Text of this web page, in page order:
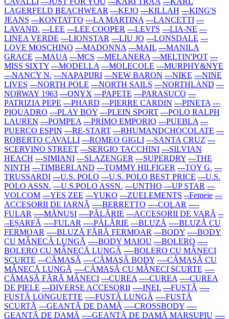
LAGERFELD BEACHWEAR ---KEJO ---KILLAH ---KING'S
JEANS ---KONTATTO ---LA MARTINA ---LANCETTI ---
LAVAND. ---LEE ---LEE COOPER ---LEVI'S ---LIA-NE ---
LINEA VERDE ---LIONSTAR ---LIU JO ---LONSDALE ---
LOVE MOSCHINO ---MADONNA ---MAIL ---MANILA
GRACE ---MAUA ---MCS ---MELANERA ---MELTIN'POT ---
MISS SIXTY ---MODELLA ---MOLECOLE ---MURPHY&NYE
---NANCY N. ---NAPAPIJRI ---NEW BARON ---NIKE ---NINE
LIVES ---NORTH POLE ---NORTH SAILS ---NORTHLAND ---
NORWAY 1963 ---ONYX ---PAPETE ---PARASUCO ---
PATRIZIA PEPE ---PHARD ---PIERRE CARDIN ---PINETA ---
PIQUADRO ---PLAY BOY ---PLEIN SPORT ---POLO RALPH
LAUREN ---POMPEA ---PRIMO EMPORIO ---PUEBLA ---
PUERCO ESPIN ---RE-START ---RHUMANDCHOCOLATE ---
ROBERTO CAVALLI ---ROMEO GIGLI ---SANTA CRUZ ---
SCERVINO STREET ---SERGIO TACCHINI ---SILVIAN
HEACH ---SIMIANI ---SLAZENGER ---SUPERDRY ---THE
NINTH ---TIMBERLAND ---TOMMY HILFIGER ---TOY G. ---
TRUSSARDI ---U.S. POLO ---U.S. POLO BEST PRICE ---U.S.
POLO ASSN. ---U.S.POLO ASSN. ---UNTHO ---UP STAR ---
VOLCOM ---YES ZEE ---YUKO ---ZUELEMENTS --Femeie ---
ACCESORII DE IARNĂ ----BERRETTO ----COLAR ----
FULAR ----MĂNUŞI ----PĂLĂRIE ---ACCESORII DE VARĂ --
--EȘARFĂ ----FULAR ----PĂLĂRIE ---BLUZĂ ----BLUZĂ CU
FERMOAR ----BLUZĂ FĂRĂ FERMOAR ---BODY ----BODY
CU MÂNECĂ LUNGĂ ----BODY MAIOU ---BOLERO ----
BOLERO CU MÂNECĂ LUNGĂ ----BOLERO CU MÂNECI
SCURTE ---CĂMAŞĂ ----CĂMAŞĂ BODY ----CĂMAŞĂ CU
MÂNECĂ LUNGĂ ----CĂMAŞĂ CU MÂNECI SCURTE ----
CĂMAŞĂ FĂRĂ MÂNECI ---CUREA ----CUREA ----CUREA
DE PIELE ---DIVERSE ACCESORII ----INEL ---FUSTĂ ----
FUSTĂ LONGUETTE ----FUSTĂ LUNGĂ ----FUSTĂ
SCURTĂ ---GEANTĂ DE DAMĂ ----CROSSBODY ----
GEANTĂ DE DAMĂ ----GEANTĂ DE DAMĂ MARSUPIU ----